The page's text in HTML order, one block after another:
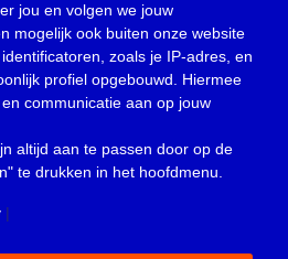
jou en volgen we jouw
mogelijk ook buiten onze website
zoals je IP-adres, en
profiel opgebouwd. Hiermee
communicatie aan op jouw
altijd aan te passen door op de
te drukken in het hoofdmenu.
|